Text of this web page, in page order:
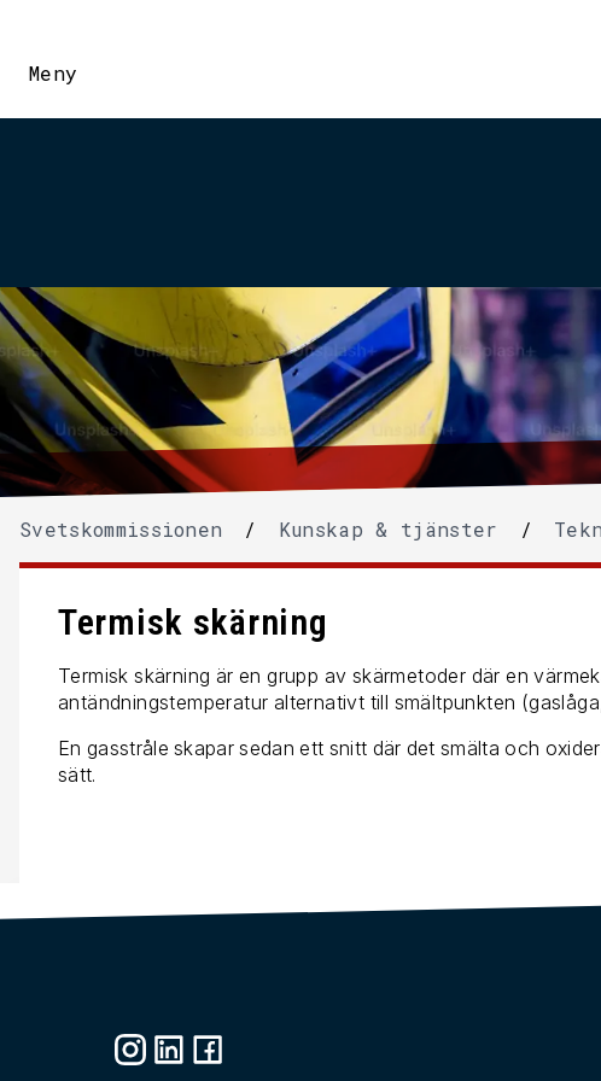
Meny
Svetskommissionen / Kunskap & tjänster /
Termisk skärning
Termisk skärning är en grupp av skärmetoder där en
antändningstemperatur alternativt till smältpunkten
En gasstråle skapar sedan ett snitt där det smälta och
sätt.